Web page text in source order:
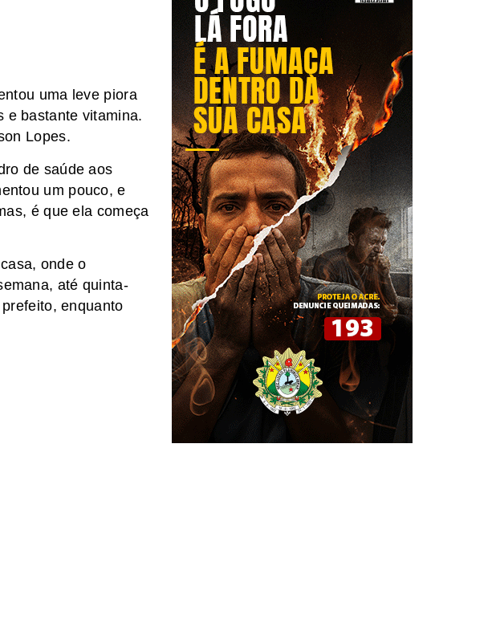
uma leve piora
e bastante vitamina.
Lopes.
de saúde aos
um pouco, e
é que ela começa
onde o
até quinta-
enquanto